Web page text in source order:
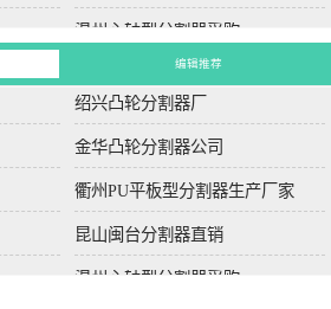
温州心轴型分割器采购
编辑推荐
绍兴凸轮分割器厂
金华凸轮分割器公司
衢州PU平板型分割器生产厂家
昆山闽台分割器直销
温州心轴型分割器采购